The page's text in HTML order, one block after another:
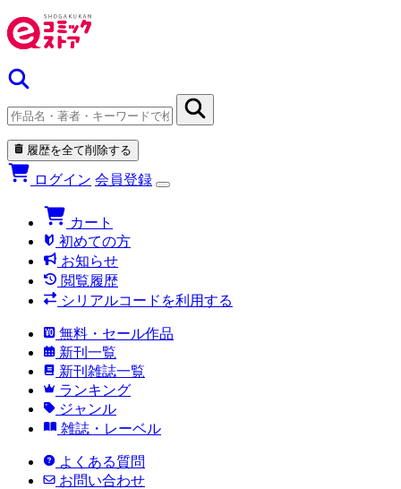
履歴を全て削除する
ログイン 会員登録
カート
初めての方
お知らせ
閲覧履歴
シリアルコードを利用する
無料・セール作品
新刊一覧
新刊雑誌一覧
ランキング
ジャンル
雑誌・レーベル
よくある質問
お問い合わせ